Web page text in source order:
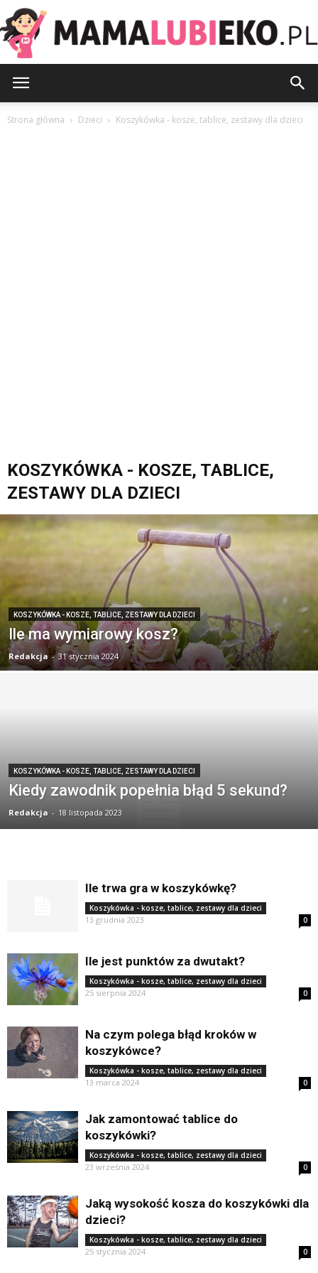
Strona główna Dzieci Koszykówka - kosze, tablice, zestawy dla dzieci
KOSZYKÓWKA - KOSZE, TABLICE,
ZESTAWY DLA DZIECI
KOSZYKÓWKA - KOSZE, TABLICE, ZESTAWY DLA DZIECI
Ile ma wymiarowy kosz?
Redakcja - 31 stycznia 2024
KOSZYKÓWKA - KOSZE, TABLICE, ZESTAWY DLA DZIECI
Kiedy zawodnik popełnia błąd 5 sekund?
Redakcja - 18 listopada 2023
Ile trwa gra w koszykówkę?
Koszykówka - kosze, tablice, zestawy dla dzieci
13 grudnia 2023 0
Ile jest punktów za dwutakt?
Koszykówka - kosze, tablice, zestawy dla dzieci
25 sierpnia 2024 0
Na czym polega błąd kroków w
koszykówce?
Koszykówka - kosze, tablice, zestawy dla dzieci
13 marca 2024 0
Jak zamontować tablice do
koszykówki?
Koszykówka - kosze, tablice, zestawy dla dzieci
23 września 2024 0
Jaką wysokość kosza do koszykówki dla
dzieci?
Koszykówka - kosze, tablice, zestawy dla dzieci
25 stycznia 2024 0